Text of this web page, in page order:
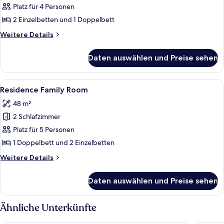
anzeigen
Platz für 4 Personen
2 Einzelbetten und 1 Doppelbett
Weitere Details
Weitere
Suite
Daten auswählen und Preise sehen
Alle
Fotos
für
Residence
Family
Room
anzeigen
Ein modernes Hotelzimmer mit
11
Residence Family Room
48 m²
2 Schlafzimmer
Platz für 5 Personen
1 Doppelbett und 2 Einzelbetten
Weitere Details
Weitere
Family
Room
Daten auswählen und Preise sehen
Ähnliche Unterkünfte